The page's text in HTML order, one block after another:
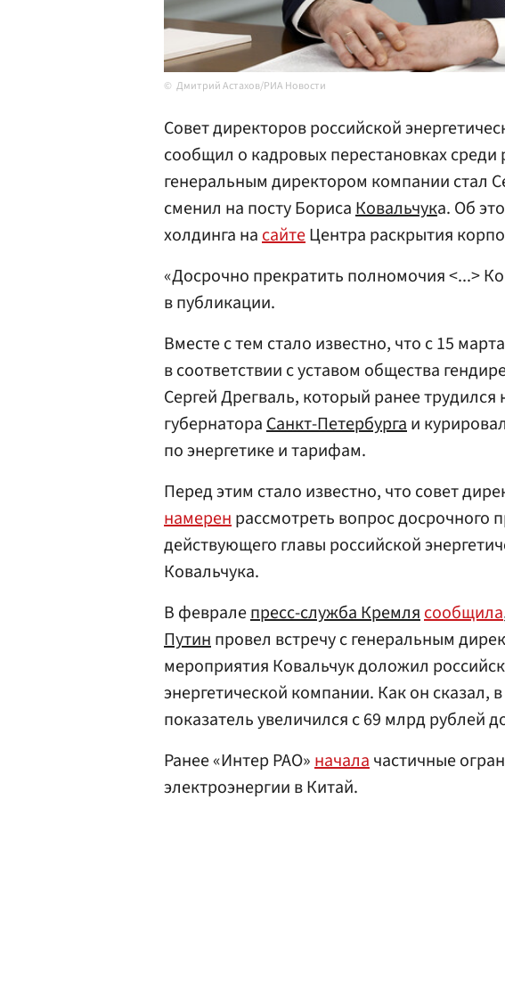
Дмитрий Астахов/РИА Новости
Совет директоров российской
сообщил о кадровых перестановках
генеральным директором компании стал
сменил на посту БорисаКовальчука. Об
холдинга насайтеЦентра раскрытия
«Досрочно прекратить полномочия <...>
в публикации.
Вместе с тем стало известно, что с 15
в соответствии с уставом общества
Сергей Дрегваль, который ранее
губернатораСанкт-Петербургаи
по энергетике и тарифам.
Перед этим стало известно, что совет
намеренрассмотреть вопрос
действующего главы российской
Ковальчука.
В февралепресс-служба Кремлясообщила
Путинпровел встречу с генеральным
мероприятия Ковальчук доложил
энергетической компании. Как он сказал,
показатель увеличился с 69 млрд рублей
Ранее «Интер РАО»началачастичные
электроэнергии в Китай.